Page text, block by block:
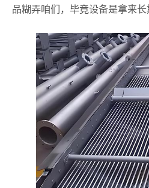
品糊弄咱们，毕竟设备是拿来长